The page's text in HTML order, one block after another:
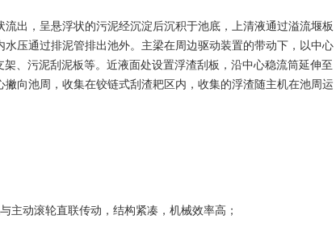
出，呈悬浮状的污泥经沉淀后沉积于池底，上清液通过溢流堰板
压通过排泥管排出池外。主梁在周边驱动装置的带动下，以中心
、污泥刮泥板等。近液面处设置浮渣刮板，沿中心稳流筒延伸至
向池周，收集在铰链式刮渣耙区内，收集的浮渣随主机在池周运
主动滚轮直联传动，结构紧凑，机械效率高；